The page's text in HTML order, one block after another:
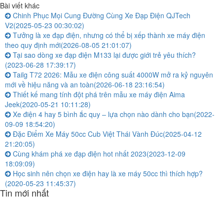
Bài viết khác
Chinh Phục Mọi Cung Đường Cùng Xe Đạp Điện QJTech
V2(2025-05-23 00:30:02)
Tưởng là xe đạp điện, nhưng có thể bị xếp thành xe máy điện
theo quy định mới(2026-08-05 21:01:07)
Tại sao dòng xe đạp điện M133 lại được giới trẻ yêu thích?
(2023-06-28 17:39:17)
Tailg T72 2026: Mẫu xe điện công suất 4000W mở ra kỷ nguyên
mới về hiệu năng và an toàn(2026-06-18 23:16:54)
Thiết kế mang tính đột phá trên mẫu xe máy điện Aima
Jeek(2020-05-21 10:11:28)
Xe điện 4 hay 5 bình ắc quy – lựa chọn nào dành cho bạn(2022-
09-09 18:54:20)
Đặc Điểm Xe Máy 50cc Cub Việt Thái Vành Đúc(2025-04-12
21:20:05)
Cùng khám phá xe đạp điện hot nhất 2023(2023-12-09
18:09:09)
Học sinh nên chọn xe điện hay là xe máy 50cc thì thích hợp?
(2020-05-23 11:45:37)
Tin mới nhất